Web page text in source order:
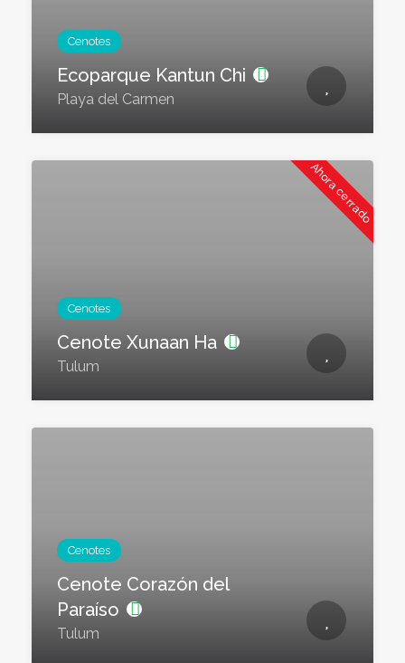
Cenotes
Ecoparque Kantun Chi
Playa del Carmen
Ahora cerrado
Cenotes
Cenote Xunaan Ha
Tulum
Cenotes
Cenote Corazón del
Paraíso
Tulum